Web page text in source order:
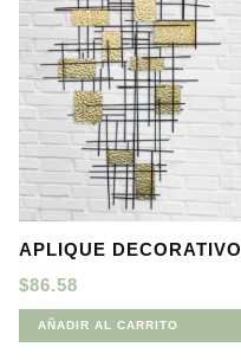
APLIQUE DECORATIVO
$86.58
AÑADIR AL CARRITO